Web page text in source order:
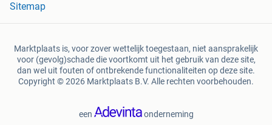
Sitemap
Marktplaats is, voor zover wettelijk toegestaan, niet aansprakelijk
voor (gevolg)schade die voortkomt uit het gebruik van deze site,
dan wel uit fouten of ontbrekende functionaliteiten op deze site.
Copyright © 2026 Marktplaats B.V. Alle rechten voorbehouden.
een onderneming